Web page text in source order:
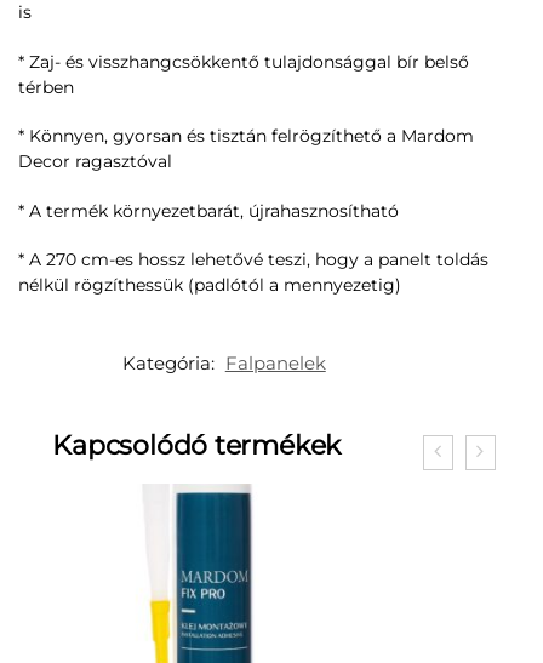
is
* Zaj- és visszhangcsökkentő tulajdonsággal bír belső
térben
* Könnyen, gyorsan és tisztán felrögzíthető a Mardom
Decor ragasztóval
* A termék környezetbarát, újrahasznosítható
* A 270 cm-es hossz lehetővé teszi, hogy a panelt toldás
nélkül rögzíthessük (padlótól a mennyezetig)
Kategória: Falpanelek
Kapcsolódó termékek